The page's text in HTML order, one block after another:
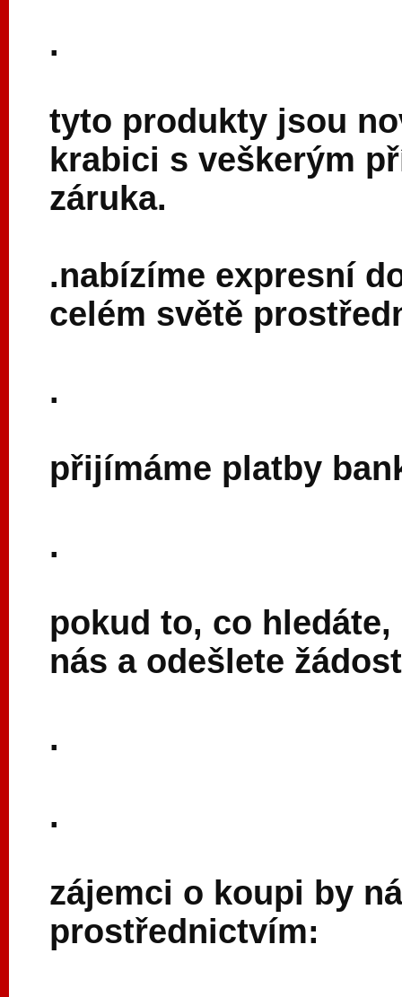
.
tyto produkty jsou
krabici s veškerým
záruka.
.nabízíme expresní
celém světě
.
přijímáme platby
.
pokud to, co
nás a odešlete
.
.
zájemci o koupi by
prostřednictvím: